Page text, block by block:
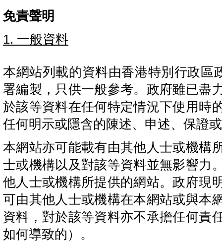
免責聲明
1. 一般資料
本網站列載的資料由香港特別行政區
署編製，只供一般參考。政府雖已盡
於該等資料在任何特定情況下使用時
任何明示或隱含的陳述、申述、保證
本網站亦可能載有由其他人士或機構
士或機構以及對該等資料並無影響力
他人士或機構所提供的網站。政府現
可由其他人士或機構在本網站或與本
資料，對於該等資料亦不承擔任何責
如何導致的）。